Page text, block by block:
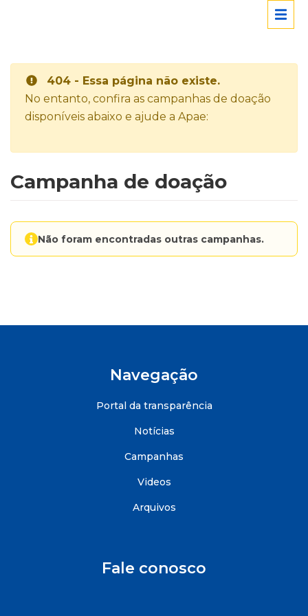
404 - Essa página não existe.
No entanto, confira as campanhas de doação
disponíveis abaixo e ajude a Apae:
Campanha de doação
Não foram encontradas outras campanhas.
Navegação
Portal da transparência
Notícias
Campanhas
Videos
Arquivos
Fale conosco